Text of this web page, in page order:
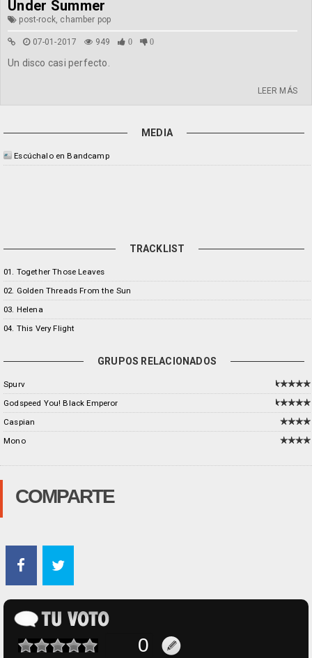
Under Summer
post-rock, chamber pop
07-01-2017 949 0 0
Un disco casi perfecto.
LEER MÁS
MEDIA
Escúchalo en Bandcamp
TRACKLIST
01. Together Those Leaves
02. Golden Threads From the Sun
03. Helena
04. This Very Flight
GRUPOS RELACIONADOS
Spurv
Godspeed You! Black Emperor
Caspian
Mono
COMPARTE